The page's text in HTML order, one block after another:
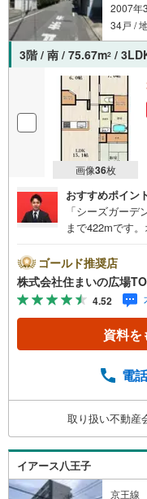
2007年
34戸 /
3階 / 南 / 75.67m2 /
画像36枚
おすすめポイン
「シーズガー
まで422mです
送りましょう。
行くことのでき
チンは使いやす
9:00～21:00】
め、お早めに
タンよりご予
プランのシミ
介可能ですので
ざいますので、
ゴールド推奨店
株式会社住まいの広場
4.52
資料を
電
取り扱い不動産
イアース八王子
京王線